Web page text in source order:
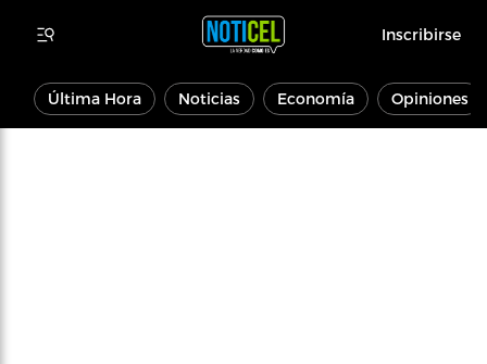
Inscribirse
Última Hora Noticias Economía Opiniones